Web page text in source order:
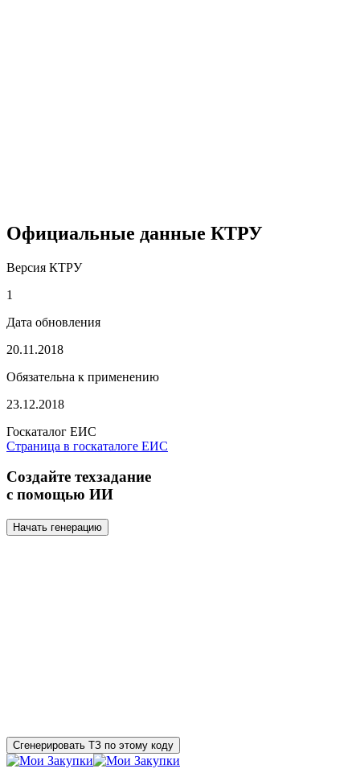
Официальные данные КТРУ
Версия КТРУ
1
Дата обновления
20.11.2018
Обязательна к применению
23.12.2018
Госкаталог ЕИС
Страница в госкаталоге ЕИС
Создайте техзадание
с помощью ИИ
Начать генерацию
Сгенерировать ТЗ по этому коду